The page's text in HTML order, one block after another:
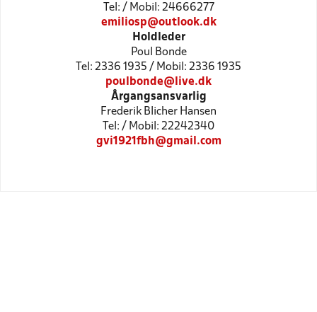
Tel: / Mobil: 24666277
emiliosp@outlook.dk
Holdleder
Poul Bonde
Tel: 2336 1935 / Mobil: 2336 1935
poulbonde@live.dk
Årgangsansvarlig
Frederik Blicher Hansen
Tel: / Mobil: 22242340
gvi1921fbh@gmail.com